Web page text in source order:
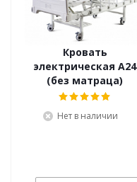
Кровать
электрическая А24
(без матраца)
Нет в наличии